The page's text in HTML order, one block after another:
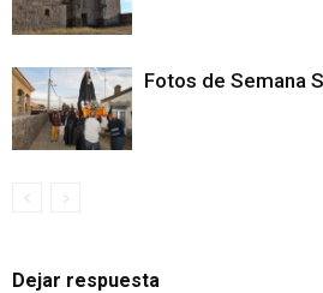
Fotos de Semana
Dejar respuesta